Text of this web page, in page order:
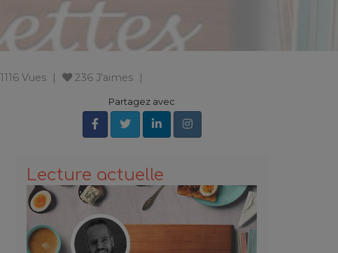
1116 Vues 236 J'aimes
Partagez avec
Lecture actuelle